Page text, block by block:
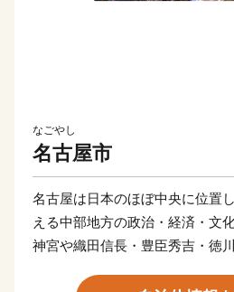
なごやし
名古屋市
名古屋は日本のほぼ中央に位置
える中部地方の政治・経済・文
神宮や織田信長・豊臣秀吉・徳